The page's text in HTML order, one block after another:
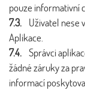
pouze informativní
7.3. Uživatel nese
Aplikace.
7.4. Správci
žádné záruky za
informací